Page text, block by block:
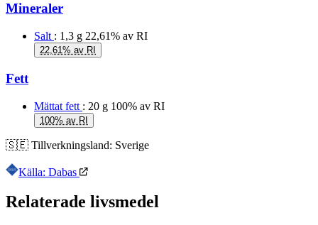
Mineraler
Salt : 1,3 g 22,61% av RI
22,61% av RI
Fett
Mättat fett : 20 g 100% av RI
100% av RI
🇸🇪 Tillverkningsland: Sverige
Källa: Dabas
Relaterade livsmedel